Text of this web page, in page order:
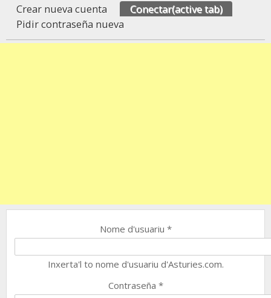
Crear nueva cuenta Conectar(active tab)
Pidir contraseña nueva
Nome d'usuariu *
Inxerta'l to nome d'usuariu d'Asturies.com.
Contraseña *